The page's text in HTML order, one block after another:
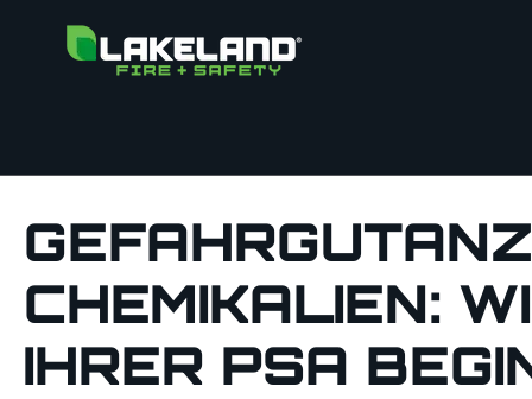
CHEMIKALIEN:
IHRER PSA